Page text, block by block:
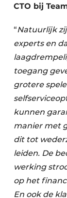
CTO bij
“Natuurlijk
experts en
toegang
grotere
kunnen
manier met
dit tot
leiden. De
werking
op het
En ook de